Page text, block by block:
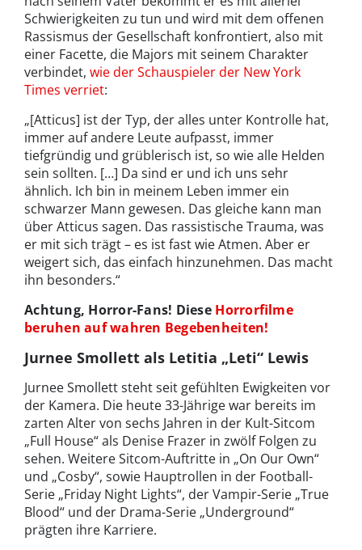
Schwierigkeiten zu tun und wird mit dem offenen
Rassismus der Gesellschaft konfrontiert, also mit
einer Facette, die Majors mit seinem Charakter
verbindet, wie der Schauspieler der New York
Times verriet:
„[Atticus] ist der Typ, der alles unter Kontrolle hat,
immer auf andere Leute aufpasst, immer
tiefgründig und grüblerisch ist, so wie alle Helden
sein sollten. […] Da sind er und ich uns sehr
ähnlich. Ich bin in meinem Leben immer ein
schwarzer Mann gewesen. Das gleiche kann man
über Atticus sagen. Das rassistische Trauma, was
er mit sich trägt – es ist fast wie Atmen. Aber er
weigert sich, das einfach hinzunehmen. Das macht
ihn besonders.“
Achtung, Horror-Fans! Diese Horrorfilme
beruhen auf wahren Begebenheiten!
Jurnee Smollett als Letitia „Leti“ Lewis
Jurnee Smollett steht seit gefühlten Ewigkeiten vor
der Kamera. Die heute 33-Jährige war bereits im
zarten Alter von sechs Jahren in der Kult-Sitcom
„Full House“ als Denise Frazer in zwölf Folgen zu
sehen. Weitere Sitcom-Auftritte in „On Our Own“
und „Cosby“, sowie Hauptrollen in der Football-
Serie „Friday Night Lights“, der Vampir-Serie „True
Blood“ und der Drama-Serie „Underground“
prägten ihre Karriere.